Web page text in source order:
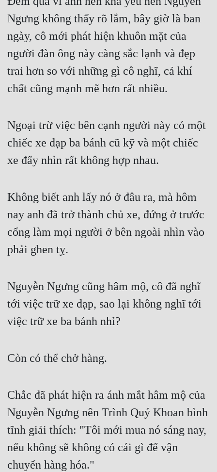
Đô Thị
Đông Phương
Đồng Nhân
Ngự Thú
Truyện Nam
Truyện Nữ
Xây Dựng Thế Lực
Đam Mỹ
Đẹp
Đẹp Hiệp
Tính Cách Nhân Vật :
Cơ Trí
Sát Phạt Quyết Đoán
Điềm Đạm
Ngưng không thấy rõ lắm, bây giờ là ban
ngày, cô mới phát hiện khuôn mặt của
người đàn ông này càng sắc lạnh và đẹp
trai hơn so với những gì cô nghĩ, cả khí
chất cũng mạnh mẽ hơn rất nhiều.
Ngoại trừ việc bên cạnh người này có một
chiếc xe đạp ba bánh cũ kỹ và một chiếc
xe đẩy nhìn rất không hợp nhau.
Không biết anh lấy nó ở đâu ra, mà hôm
nay anh đã trở thành chủ xe, đứng ở trước
cổng làm mọi người ở bên ngoài nhìn vào
phải ghen tỵ.
Nguyễn Ngưng cũng hâm mộ, cô đã nghĩ
tới việc trữ xe đạp, sao lại không nghĩ tới
việc trữ xe ba bánh nhỉ?
Còn có thể chở hàng.
Chắc đã phát hiện ra ánh mắt hâm mộ của
Nguyễn Ngưng nên Trình Quý Khoan bình
tĩnh giải thích: "Tôi mới mua nó sáng nay,
nếu không sẽ không có cái gì để vận
chuyển hàng hóa."